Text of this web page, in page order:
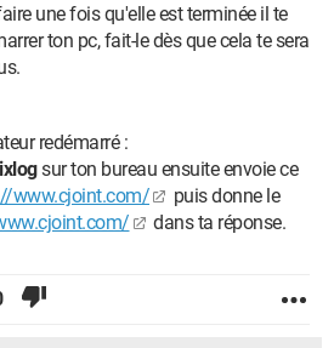
une fois qu'elle est terminée il te
ton pc, fait-le dès que cela te sera
redémarré :
sur ton bureau ensuite envoie ce
www.cjoint.com/
puis donne le
dans ta réponse.